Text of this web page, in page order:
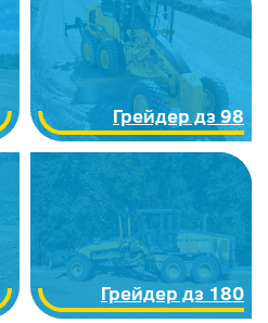
Грейдер дз 98
Грейдер дз 180